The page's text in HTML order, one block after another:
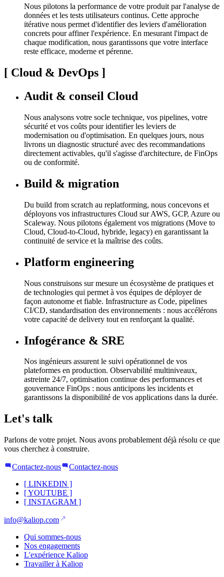
Nous pilotons la performance de votre produit par l'analyse de
données et les tests utilisateurs continus. Cette approche
itérative nous permet d'identifier des leviers d'amélioration
concrets pour affiner l'expérience. En mesurant l'impact de
chaque modification, nous garantissons que votre interface
reste efficace, moderne et pérenne.
[ Cloud & DevOps ]
Audit & conseil Cloud
Nous analysons votre socle technique, vos pipelines, votre
sécurité et vos coûts pour identifier les leviers de
modernisation ou d'optimisation. En quelques jours, nous
livrons un diagnostic structuré avec des recommandations
directement activables, qu'il s'agisse d'architecture, de FinOps
ou de conformité.
Build & migration
Du build from scratch au replatforming, nous concevons et
déployons vos infrastructures Cloud sur AWS, GCP, Azure ou
Scaleway. Nous pilotons également vos migrations (Move to
Cloud, Cloud-to-Cloud, hybride, legacy) en garantissant la
continuité de service et la maîtrise des coûts.
Platform engineering
Nous construisons sur mesure un écosystème de pratiques et
de technologies qui permet à vos équipes de déployer de
façon autonome et fiable. Infrastructure as Code, pipelines
CI/CD, standardisation des environnements : nous accélérons
votre capacité de delivery tout en renforçant la qualité.
Infogérance & SRE
Nos ingénieurs assurent le suivi opérationnel de vos
plateformes en production. Observabilité multiniveaux,
astreinte 24/7, optimisation continue des performances et
gouvernance FinOps : nous anticipons les incidents et
garantissons la disponibilité de vos applications dans la durée.
Let's talk
Parlons de votre projet. Nous avons probablement déjà résolu ce que
vous cherchez à construire.
Contactez-nous
Contactez-nous
[ LINKEDIN ]
[YOUTUBE ]
[ INSTAGRAM ]
info@kaliop.com
Qui sommes-nous
Nos engagements
L'expérience Kaliop
Travailler à Kaliop